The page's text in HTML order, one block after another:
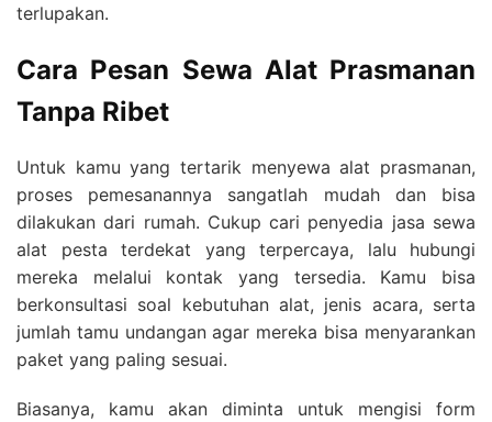
terlupakan.
Cara Pesan Sewa Alat Prasmanan
Tanpa Ribet
Untuk kamu yang tertarik menyewa alat prasmanan,
proses pemesanannya sangatlah mudah dan bisa
dilakukan dari rumah. Cukup cari penyedia jasa sewa
alat pesta terdekat yang terpercaya, lalu hubungi
mereka melalui kontak yang tersedia. Kamu bisa
berkonsultasi soal kebutuhan alat, jenis acara, serta
jumlah tamu undangan agar mereka bisa menyarankan
paket yang paling sesuai.
Biasanya, kamu akan diminta untuk mengisi form